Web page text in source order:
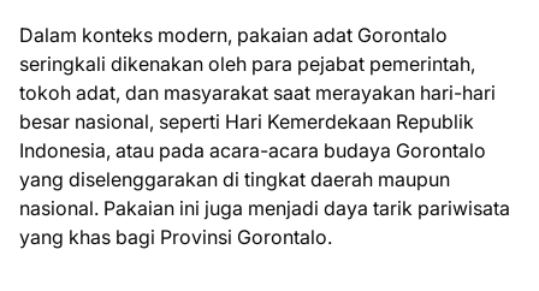
Dalam konteks modern, pakaian adat Gorontalo
seringkali dikenakan oleh para pejabat pemerintah,
tokoh adat, dan masyarakat saat merayakan hari-hari
besar nasional, seperti Hari Kemerdekaan Republik
Indonesia, atau pada acara-acara budaya Gorontalo
yang diselenggarakan di tingkat daerah maupun
nasional. Pakaian ini juga menjadi daya tarik pariwisata
yang khas bagi Provinsi Gorontalo.